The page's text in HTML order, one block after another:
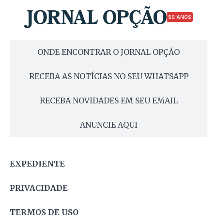
50 ANOS
ONDE ENCONTRAR O JORNAL OPÇÃO
RECEBA AS NOTÍCIAS NO SEU WHATSAPP
RECEBA NOVIDADES EM SEU EMAIL
ANUNCIE AQUI
EXPEDIENTE
PRIVACIDADE
TERMOS DE USO